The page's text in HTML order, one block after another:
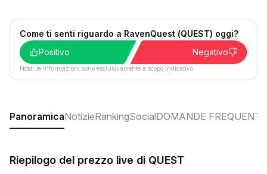
Come ti senti riguardo a RavenQuest (QUEST) oggi?
Positivo
Negativo
Nota: le informazioni sono esclusivamente a scopo indicativo.
PanoramicaNotizieRankingSocialDOMANDE FREQUENTI
Riepilogo del prezzo live di QUEST